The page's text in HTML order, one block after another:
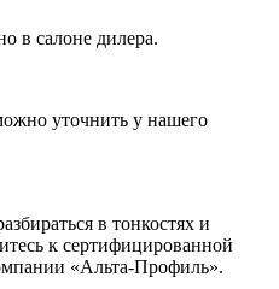
в салоне дилера.
уточнить у нашего
в тонкостях и
к сертифицированной
«Альта-Профиль».